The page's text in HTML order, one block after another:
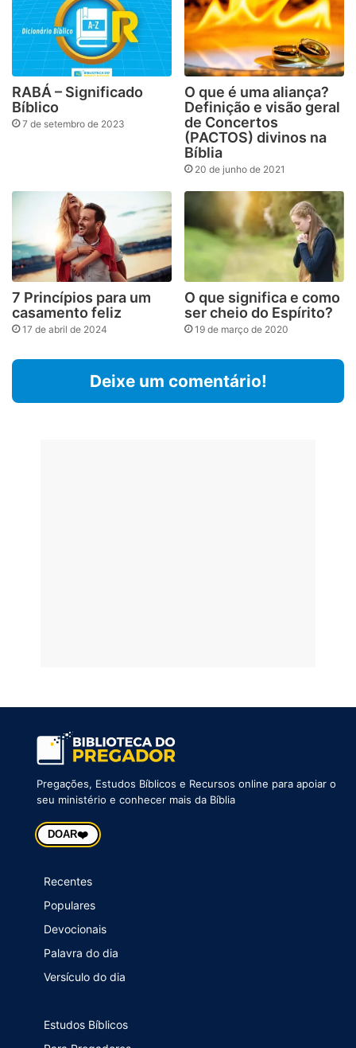
RABÁ – Significado
Bíblico
7 de setembro de 2023
O que é uma aliança?
Definição e visão geral
de Concertos
(PACTOS) divinos na
Bíblia
20 de junho de 2021
7 Princípios para um
casamento feliz
17 de abril de 2024
O que significa e como
ser cheio do Espírito?
19 de março de 2020
Deixe um comentário!
Pregações, Estudos Bíblicos e Recursos online para apoiar o
seu ministério e conhecer mais da Bíblia
DOAR❤️
Recentes
Populares
Devocionais
Palavra do dia
Versículo do dia
Estudos Bíblicos